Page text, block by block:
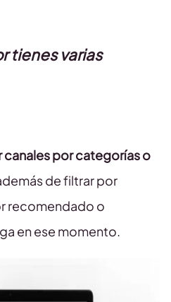
tienes varias
por categorías o
de filtrar por
recomendado o
en ese momento.